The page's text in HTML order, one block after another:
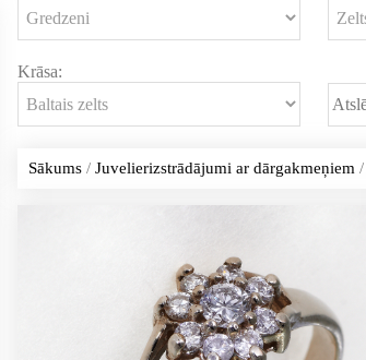
Krāsa:
Sākums/ Juvelierizstrādājumi ar dārgakmeņiem /